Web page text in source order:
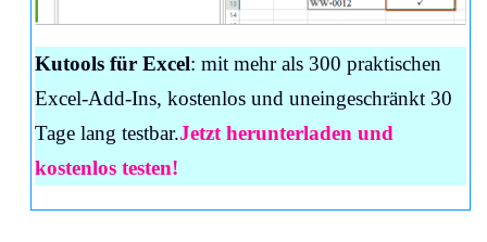
Kutools für Excel: mit mehr als 300 praktischen
Excel-Add-Ins, kostenlos und uneingeschränkt 30
Tage lang testbar.Jetzt herunterladen und
kostenlos testen!